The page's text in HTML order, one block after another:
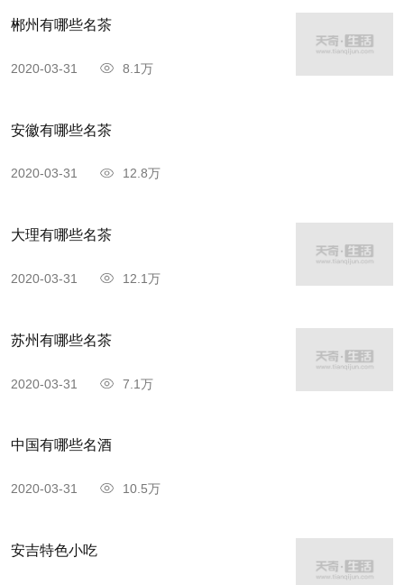
郴州有哪些名茶
2020-03-31 8.1万
安徽有哪些名茶
2020-03-31 12.8万
大理有哪些名茶
2020-03-31 12.1万
苏州有哪些名茶
2020-03-31 7.1万
中国有哪些名酒
2020-03-31 10.5万
安吉特色小吃